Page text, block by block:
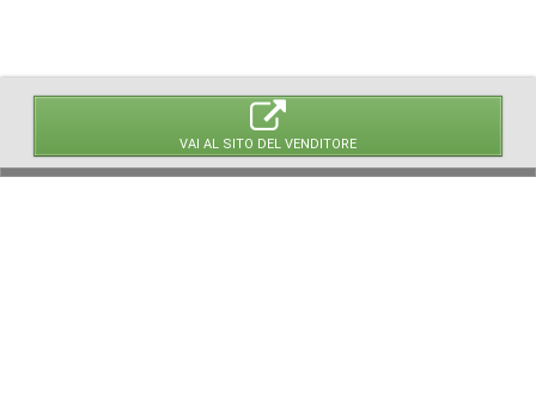
VAI AL SITO DEL VENDITORE